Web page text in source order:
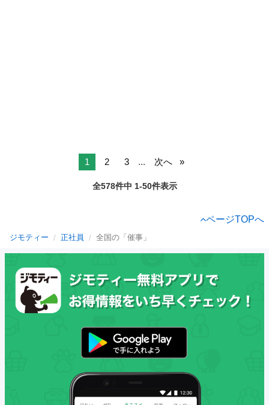
1 2 3 ... 次へ
全578件中 1-50件表示
ページTOPへ
ジモティー 正社員 全国の「催事」